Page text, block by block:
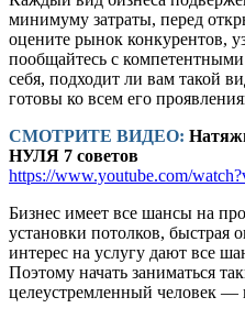
минимуму затраты, перед
оцените рынок конкурентов,
пообщайтесь с
себя, подходит ли вам такой
готовы ко всем его
СМОТРИТЕ ВИДЕО:
НУЛЯ 7 советов
https://www.youtube.com/
Бизнес имеет все шансы на
установки потолков, быстрая
интерес на услугу дают все
Поэтому начать заниматься
целеустремленный человек —